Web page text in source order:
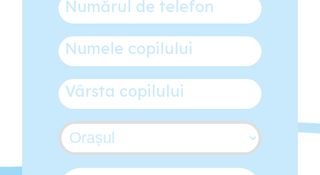
Numărul de telefon *
Numele copilului*
Vârsta copilului*
Orașul*